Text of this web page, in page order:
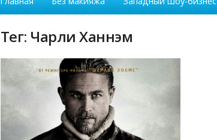
Тег: Чарли Ханнэм